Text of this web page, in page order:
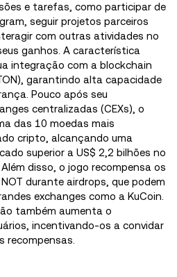
e tarefas, como participar de
seguir projetos parceiros
com outras atividades no
ganhos. A característica
integração com a blockchain
garantindo alta capacidade
Pouco após seu
centralizadas (CEXs), o
das 10 moedas mais
cripto, alcançando uma
superior a US$ 2,2 bilhões no
disso, o jogo recompensa os
durante airdrops, que podem
exchanges como a KuCoin.
também aumenta o
incentivando-os a convidar
recompensas.